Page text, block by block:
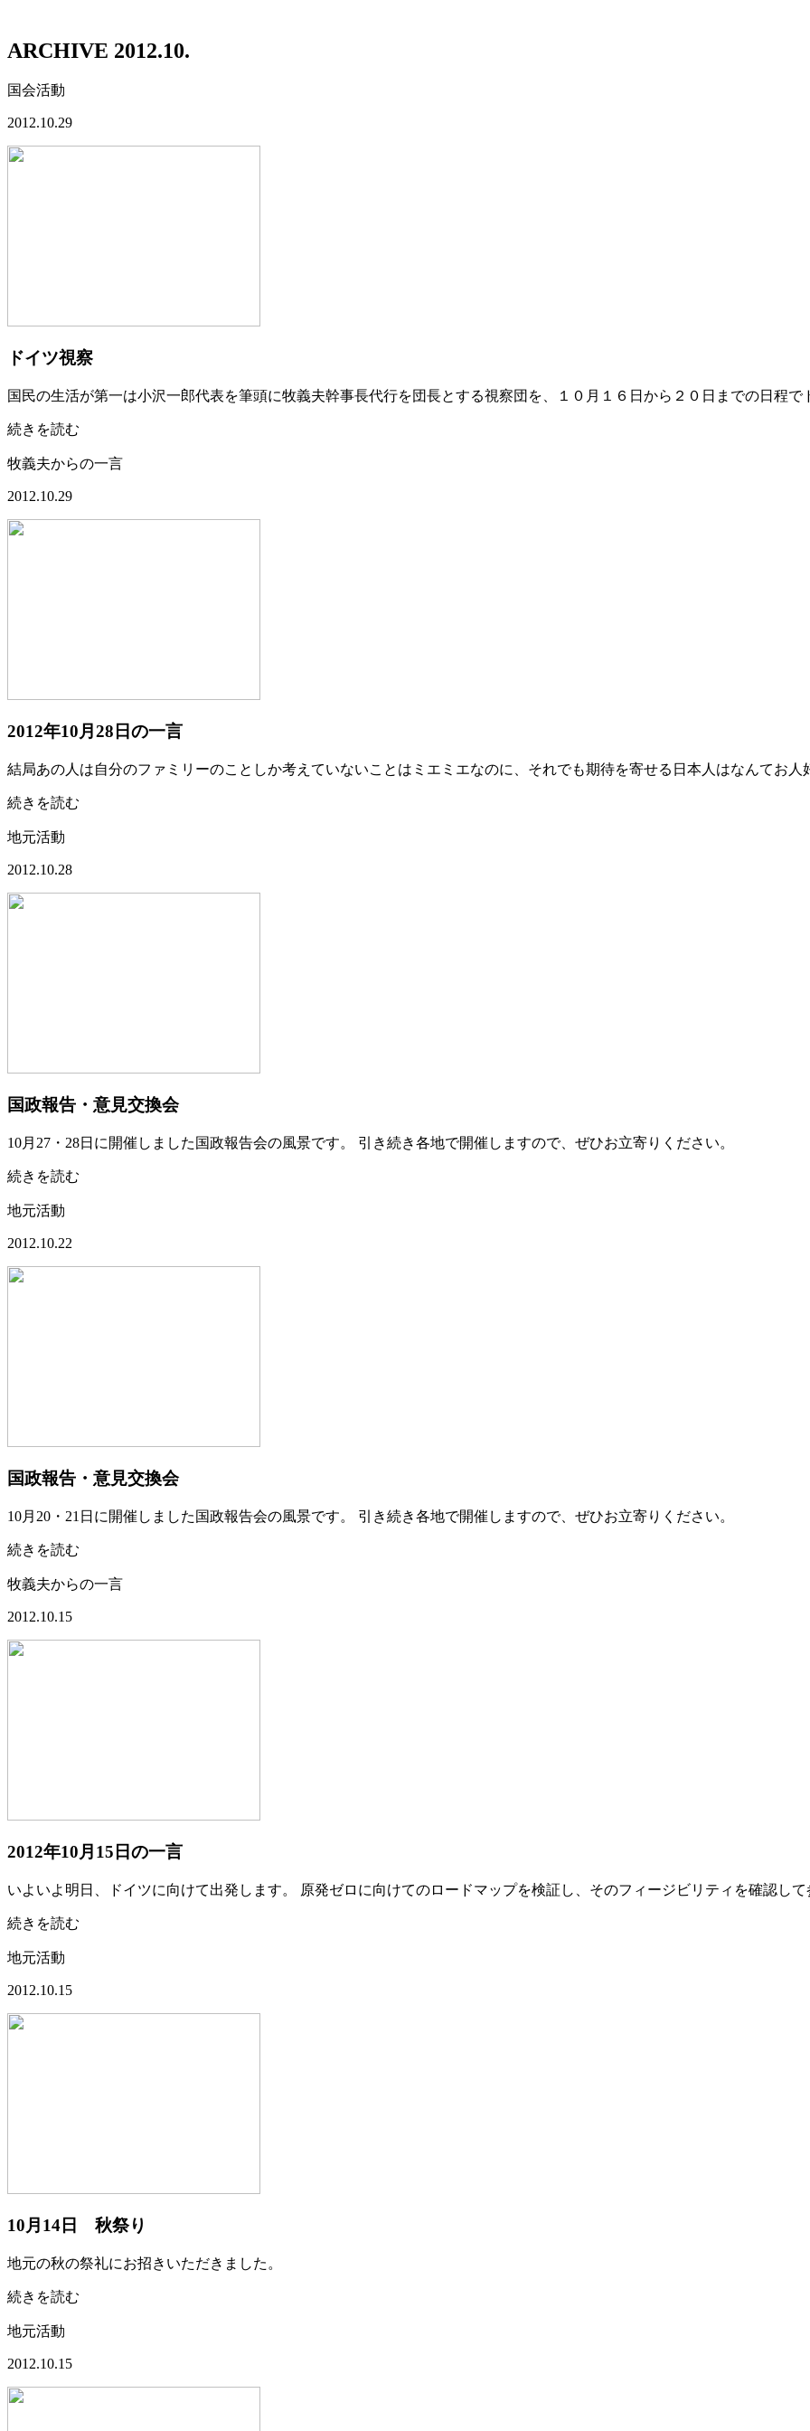
ARCHIVE 2012.10.
国会活動
2012.10.29
ドイツ視察
国民の生活が第一は小沢一郎代表を筆頭に牧義夫幹事長代行を団長とする視察団を、１０月１６日から２０日までの日程で
続きを読む
牧義夫からの一言
2012.10.29
2012年10月28日の一言
結局あの人は自分のファミリーのことしか考えていないことはミエミエなのに、それでも期待を寄せる日本人はなんてお人
続きを読む
地元活動
2012.10.28
国政報告・意見交換会
10月27・28日に開催しました国政報告会の風景です。 引き続き各地で開催しますので、ぜひお立寄りください。
続きを読む
地元活動
2012.10.22
国政報告・意見交換会
10月20・21日に開催しました国政報告会の風景です。 引き続き各地で開催しますので、ぜひお立寄りください。
続きを読む
牧義夫からの一言
2012.10.15
2012年10月15日の一言
いよいよ明日、ドイツに向けて出発します。 原発ゼロに向けてのロードマップを検証し、そのフィージビリティを確認して
続きを読む
地元活動
2012.10.15
10月14日 秋祭り
地元の秋の祭礼にお招きいただきました。
続きを読む
地元活動
2012.10.15